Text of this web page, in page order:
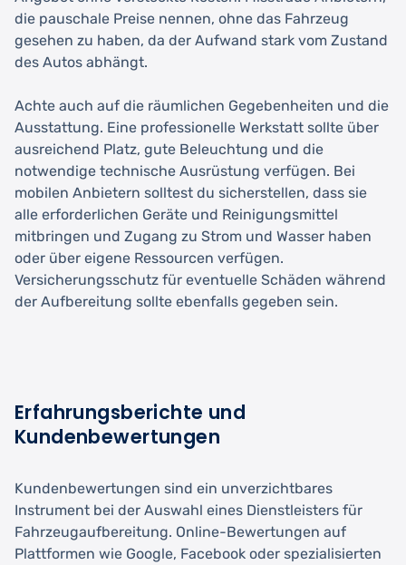
die pauschale Preise nennen, ohne das Fahrzeug
gesehen zu haben, da der Aufwand stark vom Zustand
des Autos abhängt.
Achte auch auf die räumlichen Gegebenheiten und die
Ausstattung. Eine professionelle Werkstatt sollte über
ausreichend Platz, gute Beleuchtung und die
notwendige technische Ausrüstung verfügen. Bei
mobilen Anbietern solltest du sicherstellen, dass sie
alle erforderlichen Geräte und Reinigungsmittel
mitbringen und Zugang zu Strom und Wasser haben
oder über eigene Ressourcen verfügen.
Versicherungsschutz für eventuelle Schäden während
der Aufbereitung sollte ebenfalls gegeben sein.
Erfahrungsberichte und
Kundenbewertungen
Kundenbewertungen sind ein unverzichtbares
Instrument bei der Auswahl eines Dienstleisters für
Fahrzeugaufbereitung. Online-Bewertungen auf
Plattformen wie Google, Facebook oder spezialisierten